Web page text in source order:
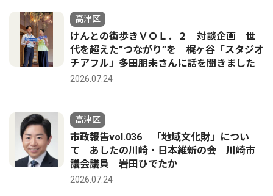
高津区
けんとの街歩きＶＯＬ．２ 対談企画 世
代を超えた”つながり”を 梶ヶ谷「スタジオ
チアフル」多田朋未さんに話を聞きました
2026.07.24
高津区
市政報告vol.036 「地域文化財」につい
て あしたの川崎・日本維新の会 川崎市
議会議員 岩田ひでたか
2026.07.24